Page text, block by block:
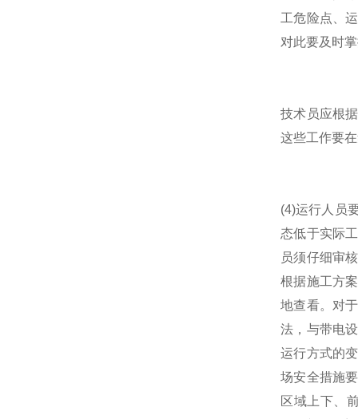
工危险点、
对此要及时
技术员应根
这些工作要
(4)运行人员
态低于实际
员须仔细审
根据施工方
地查看。对
法，与带电
运行方式的
场安全措施
区域上下、